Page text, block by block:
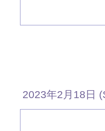
2023年2月18日